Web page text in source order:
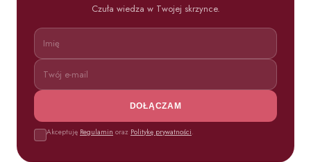
Czuła wiedza w Twojej skrzynce.
DOŁĄCZAM
Akceptuję Regulamin oraz Politykę prywatności.